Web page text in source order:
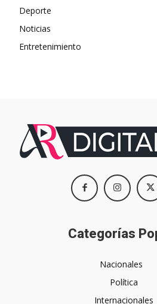
Deporte
Noticias
Entretenimiento
Categorías
Nacionales
Política
Internacionales